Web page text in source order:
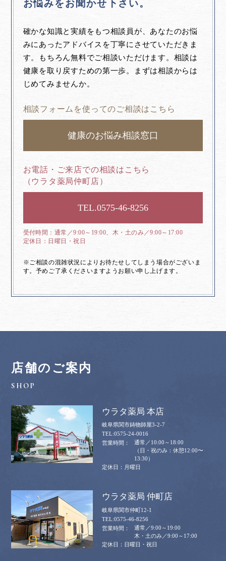
お悩みをお聞かせ下さい。
確かな知識と実績をもつ相談員が、あなたのお悩
みにあったアドバイスを丁寧にさせていただきま
す。もちろん無料でご相談いただけます。相談は
健康を取り戻すための第一歩。まずは相談からは
じめてみませんか。
相談フォームを使ってのご相談はこちら
健康のお悩み相談窓口
お電話・ご来店での相談はこちら
（ウラタ薬局仲町店）
0575-46-8256
通常／9:00～19:00、木・土のみ／9:00～17:00
日曜日・祝日
※ご相談の混雑状況によりお待たせしてしまう場合がございま
す。予めご了承くださいますようお願い申し上げます。
店舗のご案内
ウラタ薬局 本店
岐阜県関市鋳物師屋3-2-7
0575-24-0016
通常／10:00～18:00
（日・祝のみ：休憩12:00〜
13:30）
月曜日
ウラタ薬局 仲町店
岐阜県関市仲町12-1
0575-46-8256
通常／9:00～19:00
木・土のみ／9:00～17:00
日曜日・祝日